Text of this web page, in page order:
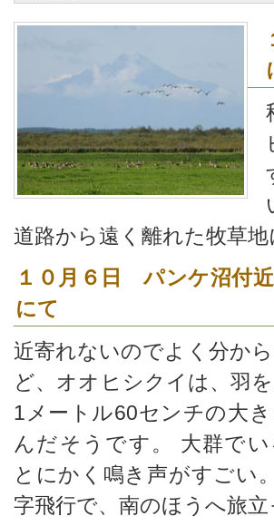
道路から遠く離れた牧草
１０月６日 パンケ沼付
にて
近寄れないのでよく分か
ど、オオヒシクイは、羽
1メートル60センチの大
んだそうです。 大群でい
とにかく鳴き声がすごい
字飛行で、南のほうへ旅